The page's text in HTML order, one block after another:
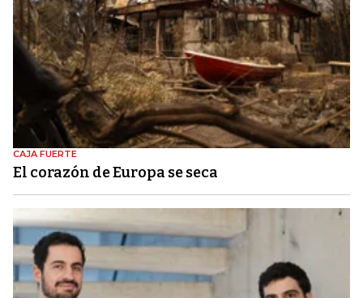
CAJA FUERTE
El corazón de Europa se seca